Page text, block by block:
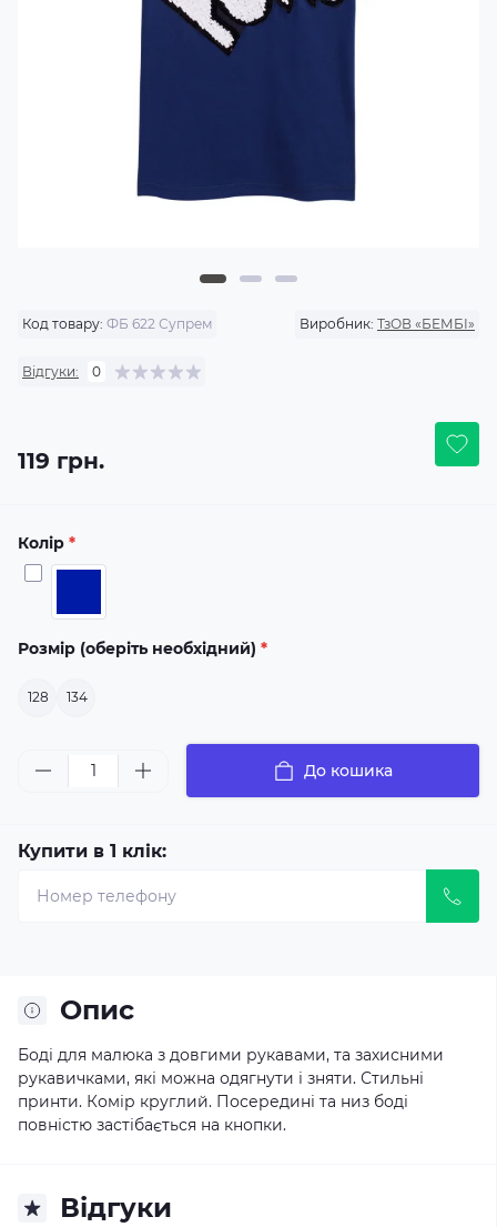
Код товару: ФБ 622 Супрем Виробник: ТзОВ «БЕМБІ»
Відгуки: 0
119 грн.
Колір *
Розмір (оберіть необхідний) *
128 134
До кошика
Купити в 1 клік:
Опис
Боді для малюка з довгими рукавами, та захисними
рукавичками, які можна одягнути і зняти. Стильні
принти. Комір круглий. Посередині та низ боді
повністю застібається на кнопки.
Відгуки